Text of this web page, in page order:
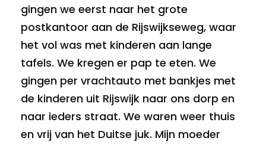
gingen we eerst naar het grote
postkantoor aan de Rijswijkseweg, waar
het vol was met kinderen aan lange
tafels. We kregen er pap te eten. We
gingen per vrachtauto met bankjes met
de kinderen uit Rijswijk naar ons dorp en
naar ieders straat. We waren weer thuis
en vrij van het Duitse juk. Mijn moeder